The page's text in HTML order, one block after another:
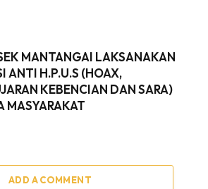
MANTANGAI LAKSANAKAN
ANTI H.P.U.S (HOAX,
KEBENCIAN DAN SARA)
MASYARAKAT
ADD A COMMENT